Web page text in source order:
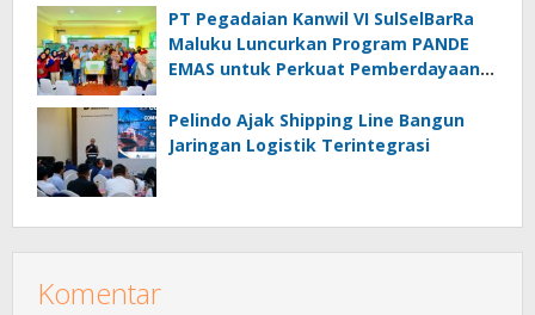
PT Pegadaian Kanwil VI SulSelBarRa
Maluku Luncurkan Program PANDE
EMAS untuk Perkuat Pemberdayaan
Pelindo Ajak Shipping Line Bangun
Jaringan Logistik Terintegrasi
Komentar